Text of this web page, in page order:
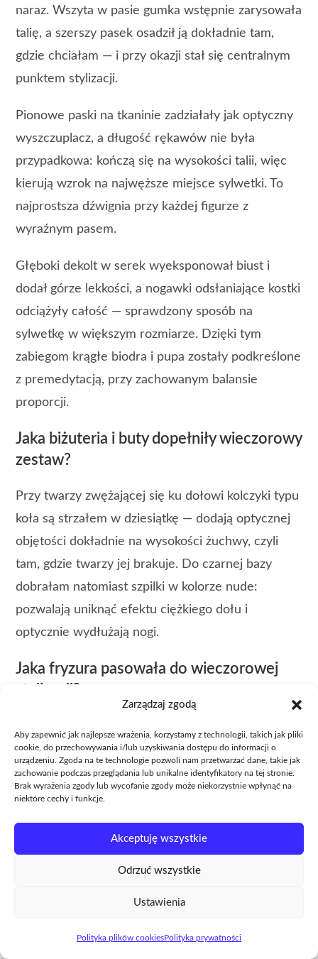
Zarządzaj zgodą
Aby zapewnić jak najlepsze wrażenia, korzystamy z technologii, takich jak pliki
cookie, do przechowywania i/lub uzyskiwania dostępu do informacji o
urządzeniu. Zgoda na te technologie pozwoli nam przetwarzać dane, takie jak
zachowanie podczas przeglądania lub unikalne identyfikatory na tej stronie.
Brak wyrażenia zgody lub wycofanie zgody może niekorzystnie wpłynąć na
niektóre cechy i funkcje.
Akceptuję wszystkie
Odrzuć wszystkie
Ustawienia
Polityka plików cookiesPolityka prywatności
naraz. Wszyta w pasie gumka wstępnie zarysowała
talię, a szerszy pasek osadził ją dokładnie tam,
gdzie chciałam — i przy okazji stał się centralnym
punktem stylizacji.
Pionowe paski na tkaninie zadziałały jak optyczny
wyszczuplacz, a długość rękawów nie była
przypadkowa: kończą się na wysokości talii, więc
kierują wzrok na najwęższe miejsce sylwetki. To
najprostsza dźwignia przy każdej figurze z
wyraźnym pasem.
Głęboki dekolt w serek wyeksponował biust i
dodał górze lekkości, a nogawki odsłaniające kostki
odciążyły całość — sprawdzony sposób na
sylwetkę w większym rozmiarze. Dzięki tym
zabiegom krągłe biodra i pupa zostały podkreślone
z premedytacją, przy zachowanym balansie
proporcji.
Jaka biżuteria i buty dopełniły wieczorowy
zestaw?
Przy twarzy zwężającej się ku dołowi kolczyki typu
koła są strzałem w dziesiątkę — dodają optycznej
objętości dokładnie na wysokości żuchwy, czyli
tam, gdzie twarzy jej brakuje. Do czarnej bazy
dobrałam natomiast szpilki w kolorze nude:
pozwalają uniknąć efektu ciężkiego dołu i
optycznie wydłużają nogi.
Jaka fryzura pasowała do wieczorowej
wpisują się w geometrię twarzy w kształcie serca i
komponują z nowoczesnym charakterem stylizacji.
Gładkie włosy dały minimalistyczny sznyt, a
zbudowała wizerunek kobiety pewnej siebie i
Zasady, na których opierał się dobór tego cięcia —
i czego przy tym kształcie unikać — rozpisałam